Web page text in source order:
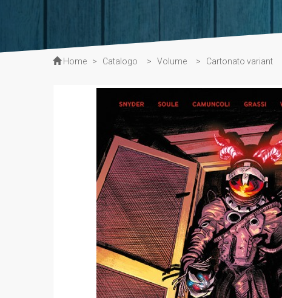
Home > Catalogo > Volume > Cartonato variant